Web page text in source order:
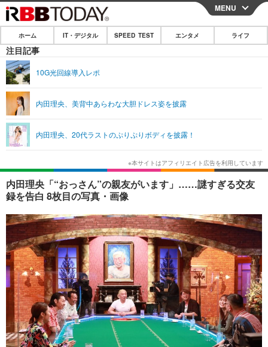
CLOSE
ホーム
IT・デジタル
ショッピング その他
SPEED TEST
エンタメ
エンタメTOP 映画・ドラマ
韓国・芸能
音楽 スポーツ
ショッピング その他
ライフ
ライフTOP グルメ
ペット ショッピング
その他
リリース一覧
プッシュ通知の停止方法
MENU
ホーム IT・デジタル SPEED TEST エンタメ ライフ
注目記事
10G光回線導入レポ
内田理央、美背中あらわな大胆ドレス姿を披露
内田理央、20代ラストのぷりぷりボディを披露！
内田理央「“おっさん”の親友がいます」……謎すぎる交友
録を告白 8枚目の写真・画像